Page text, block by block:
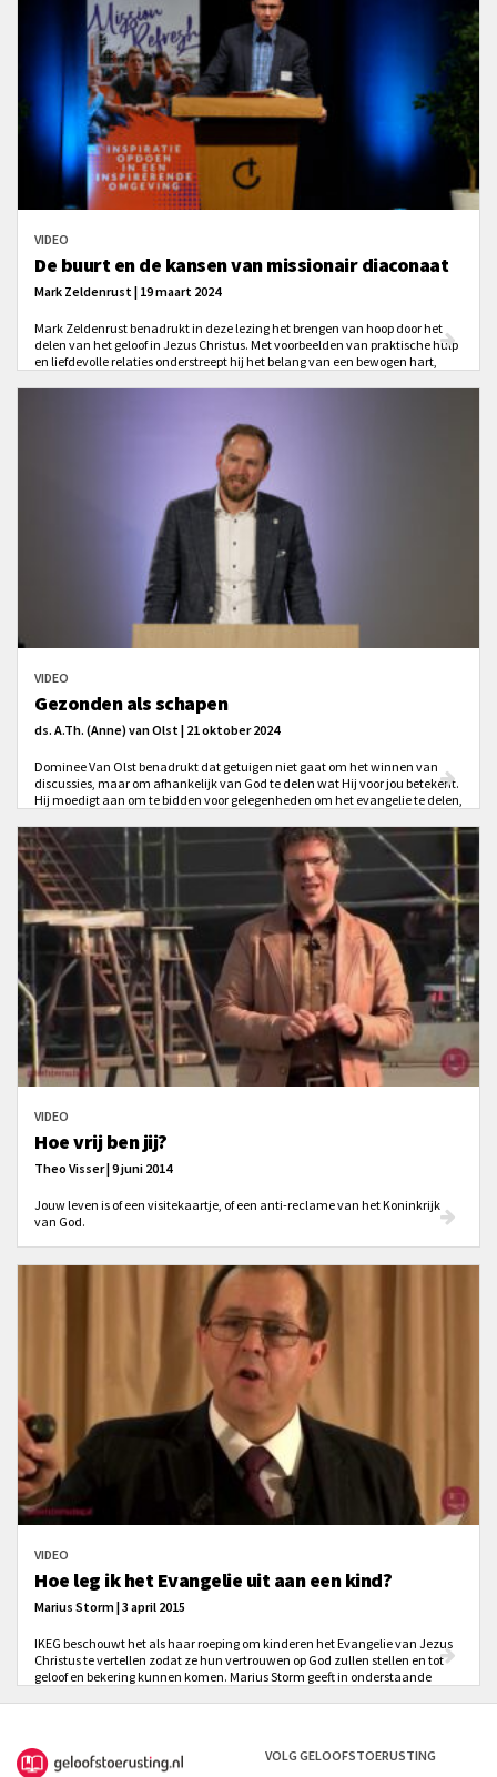
VIDEO
De buurt en de kansen van missionair diaconaat
Mark Zeldenrust | 19 maart 2024
Mark Zeldenrust benadrukt in deze lezing het brengen van hoop door het
delen van het geloof in Jezus Christus. Met voorbeelden van praktische hulp
en liefdevolle relaties onderstreept hij het belang van een bewogen hart,
VIDEO
Gezonden als schapen
ds. A.Th. (Anne) van Olst | 21 oktober 2024
Dominee Van Olst benadrukt dat getuigen niet gaat om het winnen van
discussies, maar om afhankelijk van God te delen wat Hij voor jou betekent.
Hij moedigt aan om te bidden voor gelegenheden om het evangelie te delen,
directe omgeving. Het belangrijkste is een verlangen om Gods getuige te
zijn, gedreven door Zijn liefde.
VIDEO
Hoe vrij ben jij?
Theo Visser | 9 juni 2014
Jouw leven is of een visitekaartje, of een anti-reclame van het Koninkrijk
van God.
VIDEO
Hoe leg ik het Evangelie uit aan een kind?
Marius Storm | 3 april 2015
IKEG beschouwt het als haar roeping om kinderen het Evangelie van Jezus
Christus te vertellen zodat ze hun vertrouwen op God zullen stellen en tot
geloof en bekering kunnen komen. Marius Storm geeft in onderstaande
VOLG GELOOFSTOERUSTING